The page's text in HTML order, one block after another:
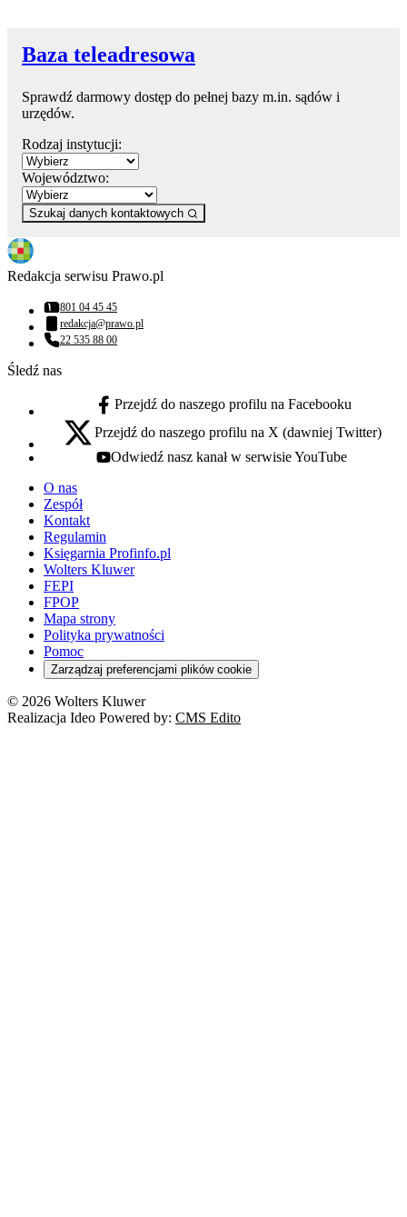
Baza teleadresowa
Sprawdź darmowy dostęp do pełnej bazy m.in. sądów i
urzędów.
Rodzaj instytucji:
Województwo:
Szukaj danych kontaktowych
Redakcja serwisu Prawo.pl
Numer telefonu:
801 04 45 45
Adres email:
redakcja@prawo.pl
Numer telefonu:
22 535 88 00
Śledź nas
facebook - otwiera się w nowej karcie
Przejdź do naszego profilu na Facebooku
x - otwiera się w nowej karcie
Przejdź do naszego profilu na X (dawniej Twitter)
youtube - otwiera się w nowej karcie
Odwiedź nasz kanał w serwisie YouTube
O nas
Zespół
Kontakt
Regulamin
Księgarnia Profinfo.pl
Wolters Kluwer
FEPI
FPOP
Mapa strony
Polityka prywatności
Pomoc
Zarządzaj preferencjami plików cookie
© 2026 Wolters Kluwer
Realizacja Ideo Powered by: CMS Edito